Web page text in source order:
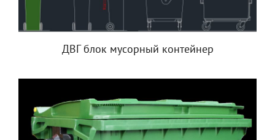
ДВГ блок мусорный контейнер